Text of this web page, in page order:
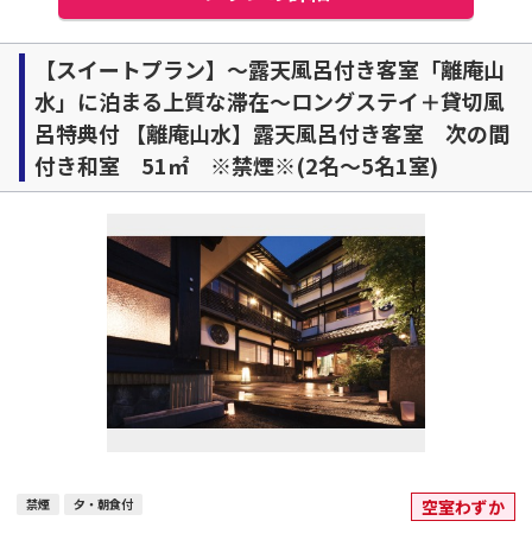
【スイートプラン】～露天風呂付き客室「離庵山
水」に泊まる上質な滞在～ロングステイ＋貸切風
呂特典付 【離庵山水】露天風呂付き客室 次の間
付き和室 51㎡ ※禁煙※(2名～5名1室)
禁煙 夕・朝食付 空室わずか